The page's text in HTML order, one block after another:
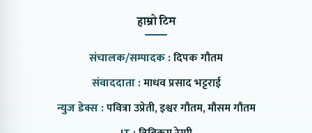
हाम्रो टिम
संचालक/सम्पादक :दिपक गौतम
संवाददाता :माधव प्रसाद भट्टराई
न्युज डेक्स :पवित्रा उप्रेती, इश्वर गौतम, मौसम गौतम